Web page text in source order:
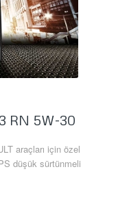
RN 5W-30
araçları için özel
düşük sürtünmeli